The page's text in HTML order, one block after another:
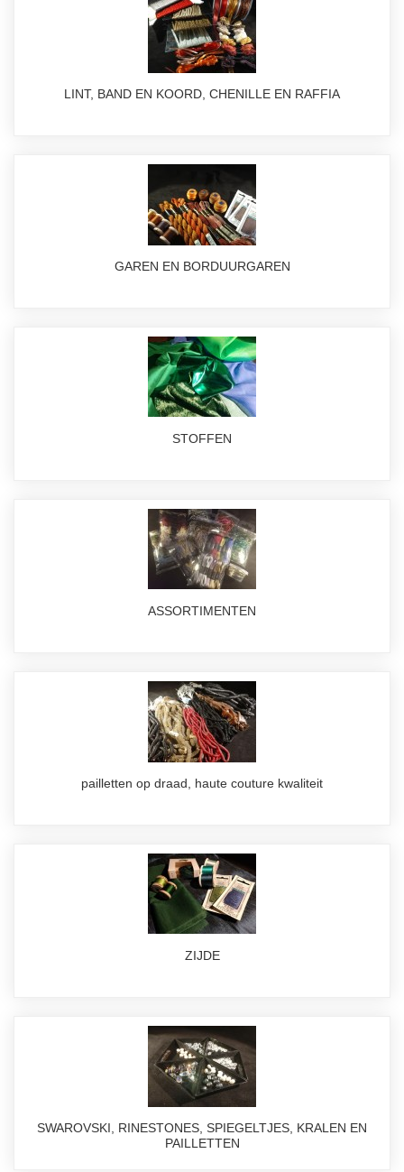
LINT, BAND EN KOORD, CHENILLE EN RAFFIA
GAREN EN BORDUURGAREN
STOFFEN
ASSORTIMENTEN
pailletten op draad, haute couture kwaliteit
ZIJDE
SWAROVSKI, RINESTONES, SPIEGELTJES, KRALEN EN
PAILLETTEN